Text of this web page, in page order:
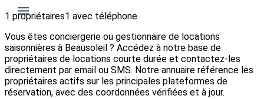
1 propriétaires1 avec téléphone
Vous êtes conciergerie ou gestionnaire de locations
saisonnières à Beausoleil ? Accédez à notre base de
propriétaires de locations courte durée et contactez-les
directement par email ou SMS. Notre annuaire référence les
propriétaires actifs sur les principales plateformes de
réservation, avec des coordonnées vérifiées et à jour.